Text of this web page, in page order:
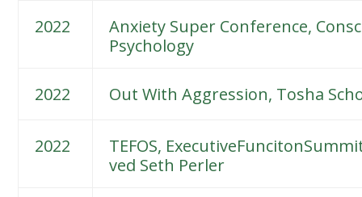
2022
Anxiety Super Conference,
Psychology
2022 Out With Aggression, Tosha
2022
TEFOS,
ved Seth Perler